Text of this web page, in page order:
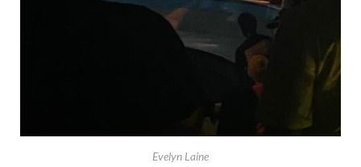
Evelyn Laine